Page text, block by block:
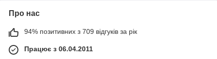
Про нас
94% позитивних з 709 відгуків за рік
Працює з 06.04.2011